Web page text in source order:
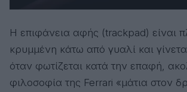
Η επιφάνεια αφής (trackpad) είναι
κρυμμένη κάτω από γυαλί και
όταν φωτίζεται κατά την επαφή,
φιλοσοφία της Ferrari «μάτια στον